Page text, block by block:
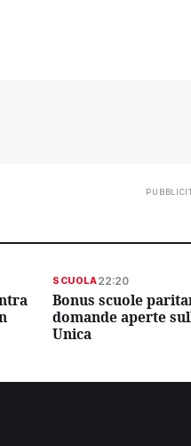
SCUOLA22:20
Bonus scuole
domande aperte
Unica